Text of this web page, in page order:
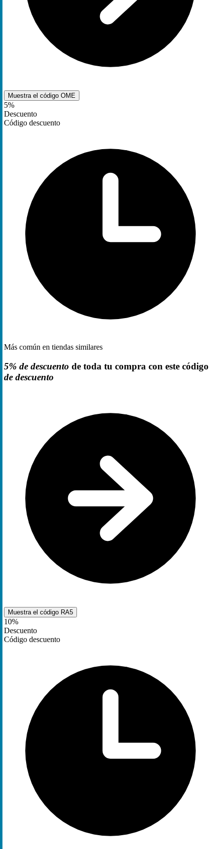
Muestra el código OME
5%
Descuento
Código descuento
Más común en tiendas similares
5% de descuento de toda tu compra con este código
de descuento
Muestra el código RA5
10%
Descuento
Código descuento